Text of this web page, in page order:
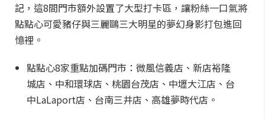
記，這8間門市額外設置了大型打卡區，讓粉絲一口氣將
點點心可愛豬仔與三麗鷗三大明星的夢幻身影打包進回
憶裡。
點點心8家重點加碼門市：微風信義店、新店裕隆
城店、中和環球店、桃園台茂店、中壢大江店、台
中LaLaport店、台南三井店、高雄夢時代店。